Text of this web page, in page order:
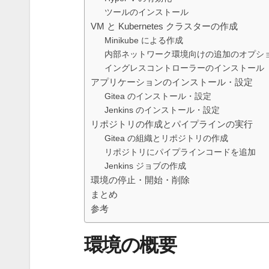
ツールのインストール
VM と Kubernetes クラスターの作成
Minikube による作成
内部ネットワーク環境向けの追加のオプシ
イングレスコントローラーのインストール
アプリケーションのインストール・設定
Gitea のインストール・設定
Jenkins のインストール・設定
リポジトリの作成とパイプラインの実行
Gitea の組織とリポジトリの作成
リポジトリにパイプラインコードを追加
Jenkins ジョブの作成
環境の停止・開始・削除
まとめ
参考
環境の概要